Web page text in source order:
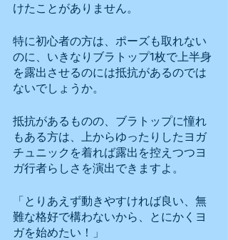
けたことがありません。
特に初心者の方は、ポーズも取れない
のに、いきなりブラトップ1枚で上半身
を露出させるのには抵抗があるのでは
ないでしょうか。
抵抗があるものの、ブラトップに憧れ
もある方は、上からゆったりしたヨガ
チュニックを着れば露出を控えつつヨ
ガ行者らしさを演出できますよ。
「とりあえず動きやすければ良い、無
難な格好で構わないから、とにかくヨ
ガを始めたい！」